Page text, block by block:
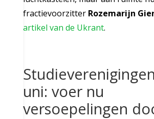
fractievoorzitter Rozemarijn
artikel van de Ukrant.
uni: voer nu
versoepelingen